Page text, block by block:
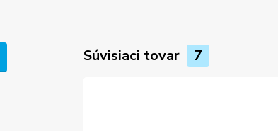
Súvisiaci tovar 7